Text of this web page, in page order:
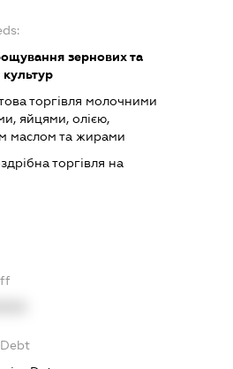
зернових та
культур
торгівля молочними
яйцями, олією,
маслом та жирами
торгівля на